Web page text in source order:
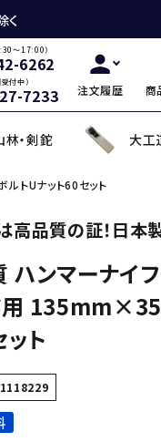
く
～17:00）
6262
付中）
7233 注文履歴 商
麺
面
造
充
土
林・剣鉈
登
大工
手
越
トUナット60セット
高品質の証！日本
ハンマーナイ
用
ト
1118229